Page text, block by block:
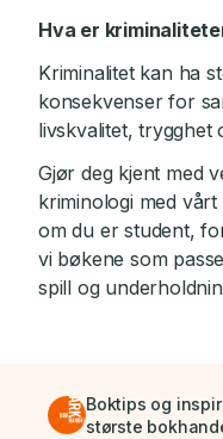
Hva er
Kriminalitet kan ha
konsekvenser for
livskvalitet, trygghet
Gjør deg kjent med
kriminologi med
om du er student,
vi bøkene som
spill og
Boktips og
største